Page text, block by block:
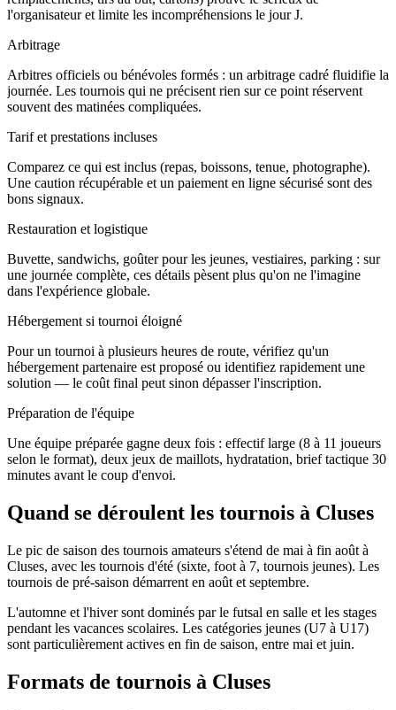
l'organisateur et limite les incompréhensions le jour J.
Arbitrage
Arbitres officiels ou bénévoles formés : un arbitrage cadré fluidifie la
journée. Les tournois qui ne précisent rien sur ce point réservent
souvent des matinées compliquées.
Tarif et prestations incluses
Comparez ce qui est inclus (repas, boissons, tenue, photographe).
Une caution récupérable et un paiement en ligne sécurisé sont des
bons signaux.
Restauration et logistique
Buvette, sandwichs, goûter pour les jeunes, vestiaires, parking : sur
une journée complète, ces détails pèsent plus qu'on ne l'imagine
dans l'expérience globale.
Hébergement si tournoi éloigné
Pour un tournoi à plusieurs heures de route, vérifiez qu'un
hébergement partenaire est proposé ou identifiez rapidement une
solution — le coût final peut sinon dépasser l'inscription.
Préparation de l'équipe
Une équipe préparée gagne deux fois : effectif large (8 à 11 joueurs
selon le format), deux jeux de maillots, hydratation, brief tactique 30
minutes avant le coup d'envoi.
Quand se déroulent les tournois à Cluses
Le pic de saison des tournois amateurs s'étend de mai à fin août à
Cluses, avec les tournois d'été (sixte, foot à 7, tournois jeunes). Les
tournois de pré-saison démarrent en août et septembre.
L'automne et l'hiver sont dominés par le futsal en salle et les stages
pendant les vacances scolaires. Les catégories jeunes (U7 à U17)
sont particulièrement actives en fin de saison, entre mai et juin.
Formats de tournois à Cluses